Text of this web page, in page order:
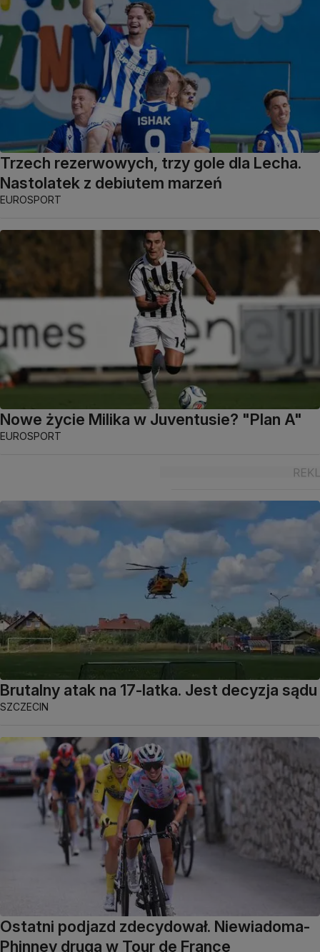
Trzech rezerwowych, trzy gole dla Lecha.
Nastolatek z debiutem marzeń
EUROSPORT
Nowe życie Milika w Juventusie? "Plan A"
EUROSPORT
Brutalny atak na 17-latka. Jest decyzja sądu
SZCZECIN
Ostatni podjazd zdecydował. Niewiadoma-
Phinney druga w Tour de France